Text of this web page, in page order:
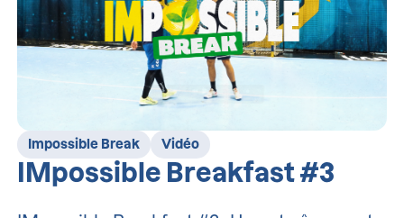
Impossible Break Vidéo
IMpossible Breakfast #3